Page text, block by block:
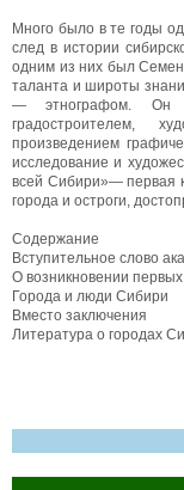
Много было в те годы
след в истории
одним из них был
таланта и широты
— этнографом. Он
градостроителем,
произведением
исследование и
всей Сибири»— первая
города и остроги,
Содержание
Вступительное слово
О возникновении
Города и люди Сибири
Вместо заключения
Литература о городах